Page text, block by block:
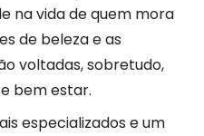
na vida de quem mora
de beleza e as
voltadas, sobretudo,
bem estar.
especializados e um